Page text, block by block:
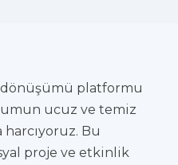
dönüşümü platformu
ucuz ve temiz
Bu
proje ve etkinlik